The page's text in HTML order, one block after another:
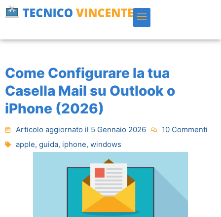
Come Configurare la tua
Casella Mail su Outlook o
iPhone (2026)
Articolo aggiornato il 5 Gennaio 2026
10 Commenti
apple, guida, iphone, windows